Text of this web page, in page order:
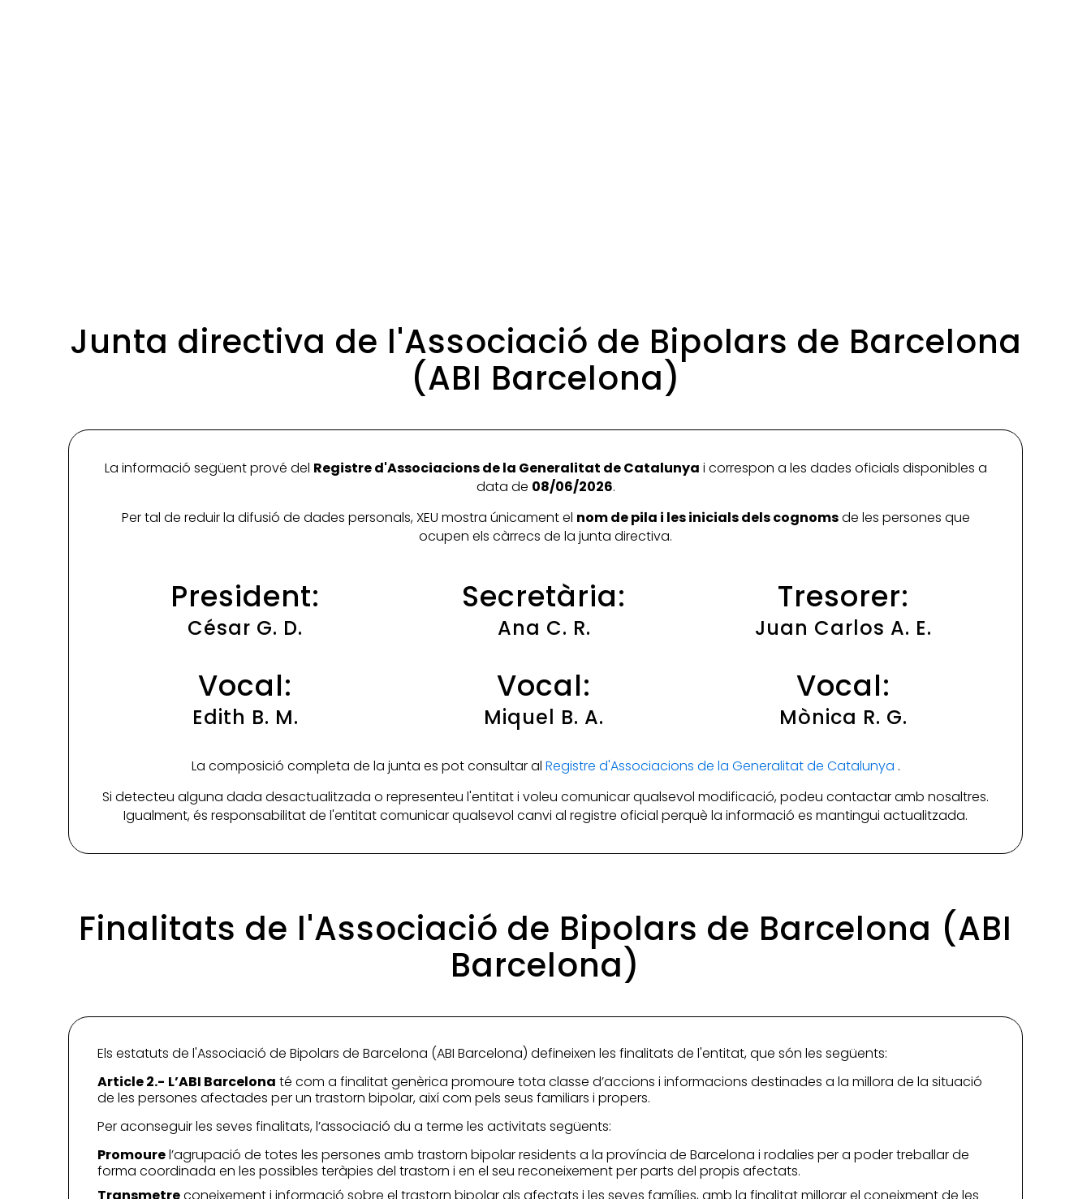
Junta directiva de l'Associació de Bipolars de Barcelona
(ABI Barcelona)
La informació següent prové del Registre d'Associacions de la Generalitat de Catalunya i correspon a les dades oficials disponibles a
data de 08/06/2026.
Per tal de reduir la difusió de dades personals, XEU mostra únicament el nom de pila i les inicials dels cognomsde les persones que
ocupen els càrrecs de la junta directiva.
President:
César G. D.
Secretària:
Ana C. R.
Tresorer:
Juan Carlos A. E.
Vocal:
Edith B. M.
Vocal:
Miquel B. A.
Vocal:
Mònica R. G.
La composició completa de la junta es pot consultar al Registre d'Associacions de la Generalitat de Catalunya .
Si detecteu alguna dada desactualitzada o representeu l'entitat i voleu comunicar qualsevol modificació, podeu contactar amb nosaltres.
Igualment, és responsabilitat de l'entitat comunicar qualsevol canvi al registre oficial perquè la informació es mantingui actualitzada.
Finalitats de l'Associació de Bipolars de Barcelona (ABI
Barcelona)
Els estatuts de l'Associació de Bipolars de Barcelona (ABI Barcelona) defineixen les finalitats de l'entitat, que són les següents:
Article 2.- L’ABI Barcelona té com a finalitat genèrica promoure tota classe d’accions i informacions destinades a la millora de la situació
de les persones afectades per un trastorn bipolar, així com pels seus familiars i propers.
Per aconseguir les seves finalitats, l’associació du a terme les activitats següents:
Promourel’agrupació de totes les persones amb trastorn bipolar residents a la província de Barcelona i rodalies per a poder treballar de
forma coordinada en les possibles teràpies del trastorn i en el seu reconeixement per parts del propis afectats.